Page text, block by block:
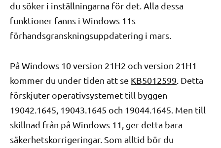
du söker i inställningarna för det. Alla dessa
funktioner fanns i Windows 11s
förhandsgranskningsuppdatering i mars.
På Windows 10 version 21H2 och version 21H1
kommer du under tiden att se KB5012599 . Detta
förskjuter operativsystemet till byggen
19042.1645, 19043.1645 och 19044.1645. Men till
skillnad från på Windows 11, ger detta bara
säkerhetskorrigeringar. Som alltid bör du